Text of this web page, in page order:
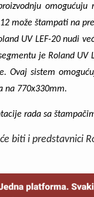
može štampati na
UV LEF-20nudi
je Roland UV
Ovaj sistem
na 770x330mm.
rada sa
biti i predstavnici